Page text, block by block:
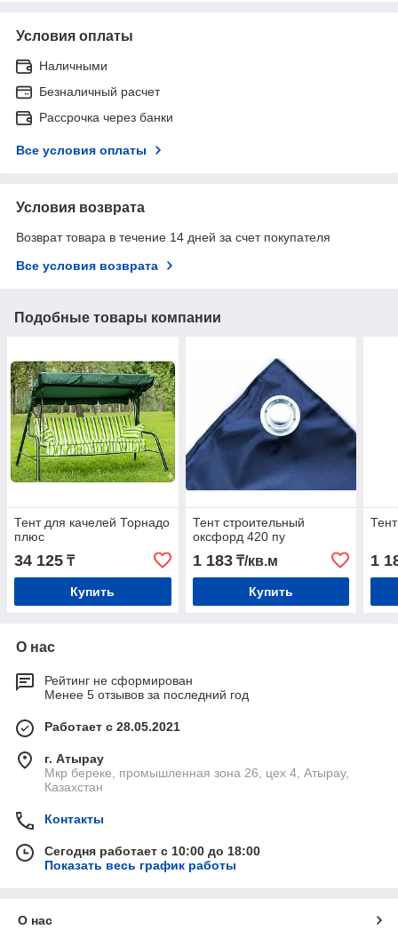
Условия оплаты
Наличными
Безналичный расчет
Рассрочка через банки
Все условия оплаты
Условия возврата
Возврат товара в течение 14 дней за счет покупателя
Все условия возврата
Подобные товары компании
Тент для качелей Торнадо
плюс
34 125 ₸
Купить
Тент строительный
оксфорд 420 пу
1 183₸/кв.м
Купить
1
О нас
Рейтинг не сформирован
Менее 5 отзывов за последний год
Работает с 28.05.2021
г. Атырау
Мкр береке, промышленная зона 26, цех 4, Атырау,
Казахстан
Контакты
Сегодня работает с 10:00 до 18:00
Показать весь график работы
О нас